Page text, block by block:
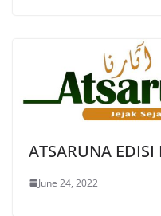
ATSARUNA EDISI
June 24, 2022